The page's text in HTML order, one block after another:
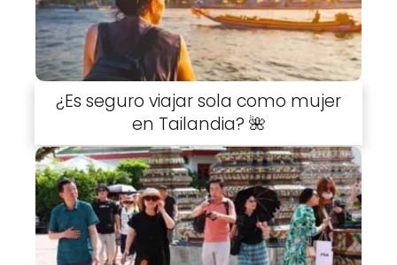
¿Es seguro viajar sola como mujer
en Tailandia? 🌺